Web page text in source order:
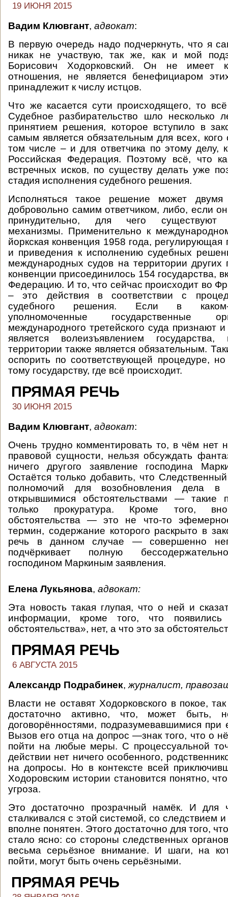
19 ИЮНЯ 2015
Вадим Клювгант, адвокат:
В первую очередь надо подчеркнуть, что я
никак не участвую, так же, как и мой
Борисович Ходорковский. Он не имеет
отношения, не является бенефициаром
принадлежит к числу истцов.
Что же касается сути происходящего, то
Судебное разбирательство шло несколько
принятием решения, которое вступило в
самым является обязательным для всех, кого
том числе – и для ответчика по этому делу,
Российская Федерация. Поэтому всё, что
встречных исков, по существу делать уже
стадия исполнения судебного решения.
Исполняться такое решение может
добровольно самим ответчиком, либо, если
принудительно, для чего существуют
механизмы. Применительно к
йоркская конвенция 1958 года, регулирующая
и приведения к исполнению судебных
международных судов на территории других
конвенции присоединилось 154 государства,
Федерацию. И то, что сейчас происходит во
– это действия в соответствии с
судебного решения. Если в каком-
уполномоченные государственные
международного третейского суда признают
является волеизъявлением
территории также является обязательным.
оспорить по соответствующей процедуре,
тому государству, где всё происходит.
ПРЯМАЯ РЕЧЬ
30 ИЮНЯ 2015
Вадим Клювгант, адвокат:
Очень трудно комментировать то, в чём нет
правовой сущности, нельзя обсуждать
ничего другого заявление господина
Остаётся только добавить, что
полномочий для возобновления дела
открывшимися обстоятельствами — такие
только прокуратура. Кроме того,
обстоятельства — это не что-то
термин, содержание которого раскрыто в
речь в данном случае — совершенно
подчёркивает полную
господином Маркиным заявления.
Елена Лукьянова, адвокат:
Эта новость такая глупая, что о ней и
информации, кроме того, что появились
обстоятельства», нет, а что это за
ПРЯМАЯ РЕЧЬ
6 АВГУСТА 2015
Александр Подрабинек, журналист,
Власти не оставят Ходорковского в покое,
достаточно активно, что, может быть,
договорённостями, подразумевавшимися при
Вызов его отца на допрос —знак того, что о
пойти на любые меры. С процессуальной
действии нет ничего особенного,
на допросы. Но в контексте всей
Ходоровским истории становится понятно,
угроза.
Это достаточно прозрачный намёк. И для
сталкивался с этой системой, со следствием
вполне понятен. Этого достаточно для того,
стало ясно: со стороны следственных
весьма серьёзное внимание. И шаги, на
пойти, могут быть очень серьёзными.
ПРЯМАЯ РЕЧЬ